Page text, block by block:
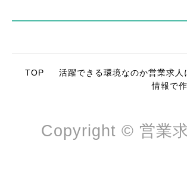
TOP
活躍できる環境なのか営業求人
情報で
Copyright © 営業